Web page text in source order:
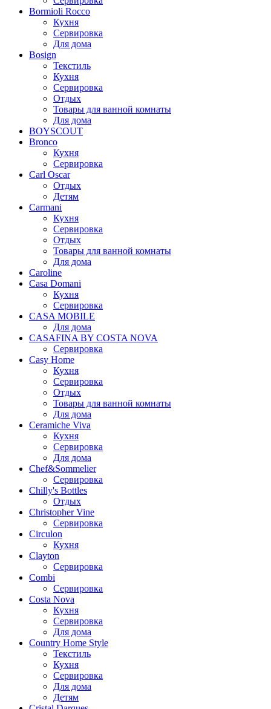
Bormioli Rocco
Кухня
Сервировка
Для дома
Bosign
Текстиль
Кухня
Сервировка
Отдых
Товары для ванной комнаты
Для дома
BOYSCOUT
Bronco
Кухня
Сервировка
Carl Oscar
Отдых
Детям
Carmani
Кухня
Сервировка
Отдых
Товары для ванной комнаты
Для дома
Caroline
Casa Domani
Кухня
Сервировка
CASA MOBILE
Для дома
CASAFINA BY COSTA NOVA
Сервировка
Casy Home
Кухня
Сервировка
Отдых
Товары для ванной комнаты
Для дома
Ceramiche Viva
Кухня
Сервировка
Для дома
Chef&Sommelier
Сервировка
Chilly's Bottles
Отдых
Christopher Vine
Сервировка
Circulon
Кухня
Clayton
Сервировка
Combi
Сервировка
Costa Nova
Кухня
Сервировка
Для дома
Country Home Style
Текстиль
Кухня
Сервировка
Для дома
Детям